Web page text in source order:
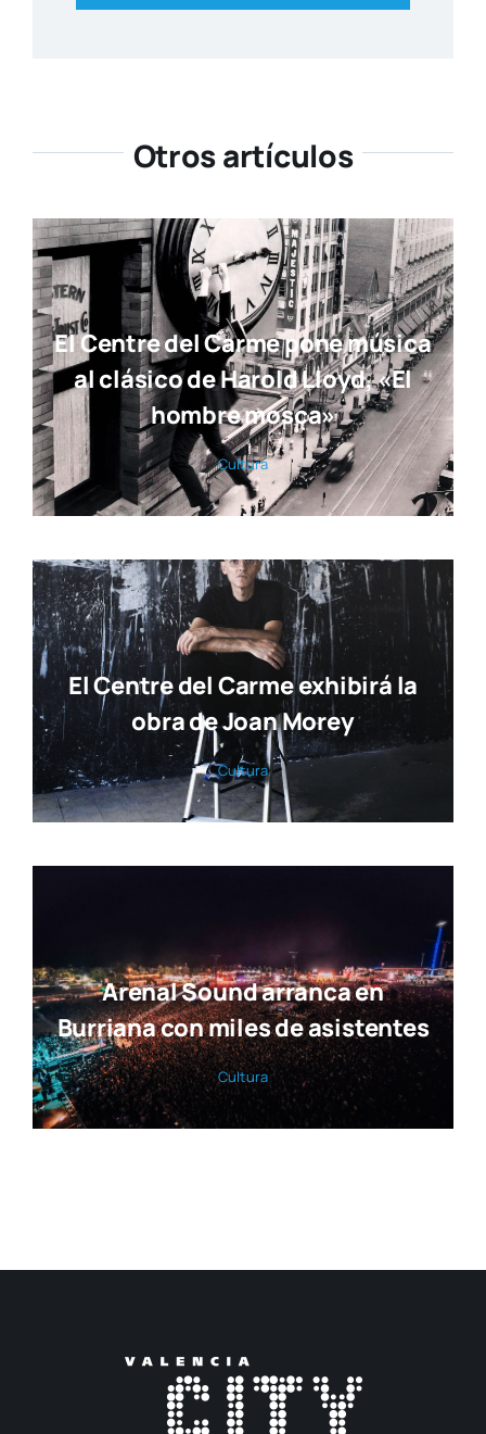
Otros artículos
El Centre del Carme pone música
al clásico de Harold Lloyd, «El
hombre mosca»
Cul­tu­ra
El Centre del Carme exhibirá la
obra de Joan Morey
Cul­tu­ra
Arenal Sound arranca en
Burriana con miles de asistentes
Cul­tu­ra